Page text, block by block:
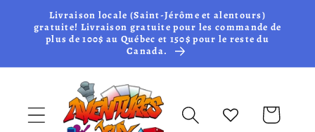
et passer
au
contenu
Livraison locale (Saint-Jérôme et alentours)
gratuite! Livraison gratuite pour les commande de
plus de 100$ au Québec et 150$ pour le reste du
Canada.
Panier